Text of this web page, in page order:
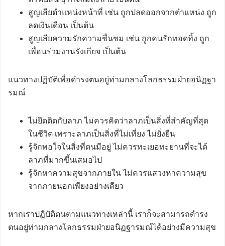
สูญเสียตำแหน่งหน้าที่ เช่น ถูกปลดออกจากตำแหน่ง ถูก
ลดเงินเดือน เป็นต้น
สูญเสียความรักความชื่นชม เช่น ถูกคนรักทอดทิ้ง ถูก
เพื่อนร่วมงานรังเกียจ เป็นต้น
แนวทางปฏิบัติเพื่อดำรงตนอยู่ท่ามกลางโลกธรรมฝ่ายอนิฏฐา
รมณ์
ไม่ยึดติดกับลาภ ไม่ควรคิดว่าลาภเป็นสิ่งที่สำคัญที่สุด
ในชีวิต เพราะลาภเป็นสิ่งที่ไม่เที่ยง ไม่ยั่งยืน
รู้จักพอใจในสิ่งที่ตนมีอยู่ ไม่ควรทะเยอทะยานที่จะได้
ลาภที่มากขึ้นเสมอไป
รู้จักหาความสุขจากภายใน ไม่ควรแสวงหาความสุข
จากภายนอกเพียงอย่างเดียว
หากเราปฏิบัติตนตามแนวทางเหล่านี้ เราก็จะสามารถดำรง
ตนอยู่ท่ามกลางโลกธรรมฝ่ายอนิฏฐารมณ์ได้อย่างมีความสุข